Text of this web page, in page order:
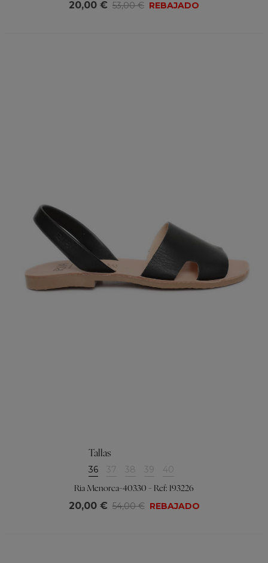
20,00 € 53,00 € REBAJADO
Tallas
36 37 38 39 40
Ria Menorca-40330 - Ref: 193226
20,00 € 54,00 € REBAJADO